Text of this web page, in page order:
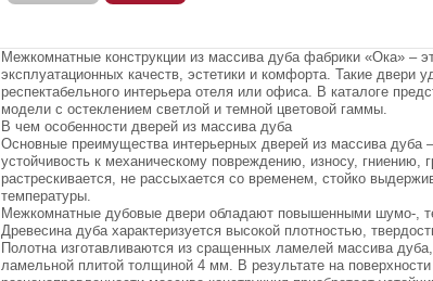
Межкомнатные конструкции из массива дуба фабрики «Ока» –
эксплуатационных качеств, эстетики и комфорта. Такие двери
респектабельного интерьера отеля или офиса. В каталоге
модели с остеклением светлой и темной цветовой гаммы.
В чем особенности дверей из массива дуба
Основные преимущества интерьерных дверей из массива дуба
устойчивость к механическому повреждению, износу, гниению,
растрескивается, не рассыхается со временем, стойко
температуры.
Межкомнатные дубовые двери обладают повышенными шумо-,
Древесина дуба характеризуется высокой плотностью,
Полотна изготавливаются из сращенных ламелей массива
ламельной плитой толщиной 4 мм. В результате на